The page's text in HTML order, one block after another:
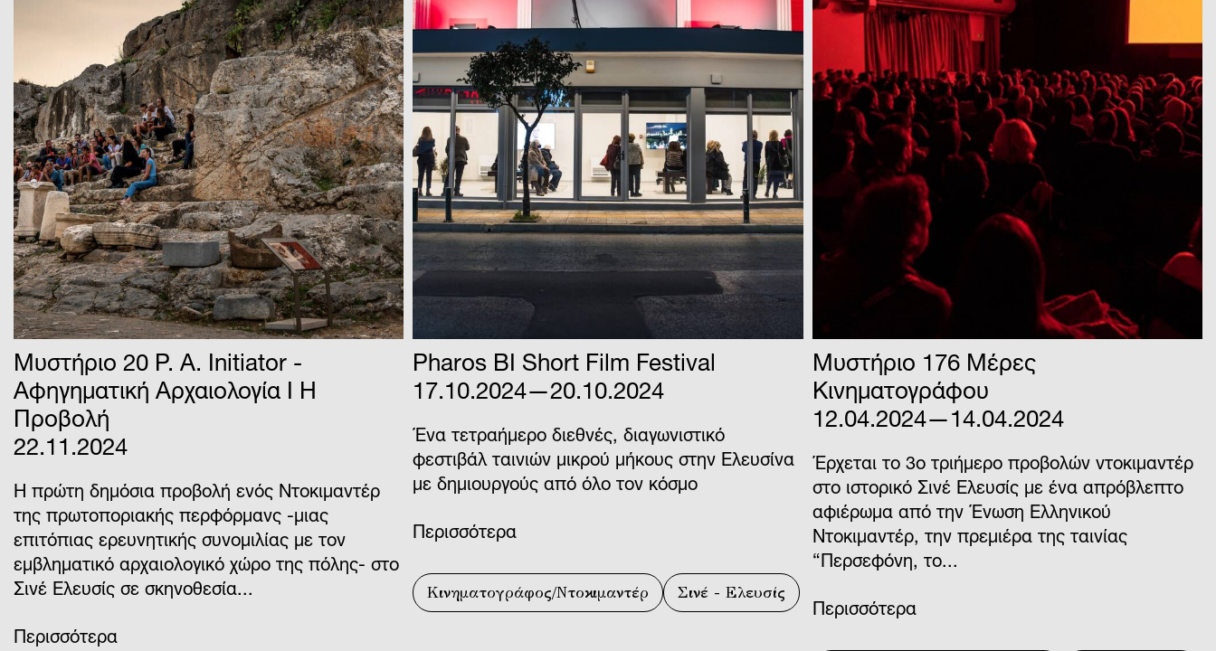
Μυστήριο 20 P. A. Initiator -
Αφηγηματική Αρχαιολογία Ι Η
Προβολή
22.11.2024
Η πρώτη δημόσια προβολή ενός Ντοκιμαντέρ
της πρωτοποριακής περφόρμανς -μιας
επιτόπιας ερευνητικής συνομιλίας με τον
εμβληματικό αρχαιολογικό χώρο της πόλης- στο
Σινέ Ελευσίς σε σκηνοθεσία...
Περισσότερα
Pharos BI Short Film Festival
17.10.2024—20.10.2024
Ένα τετραήμερο διεθνές, διαγωνιστικό
φεστιβάλ ταινιών μικρού μήκους στην Ελευσίνα
με δημιουργούς από όλο τον κόσμο
Περισσότερα
Κινηματογράφος/Ντοκιμαντέρ Σινέ - Ελευσίς
Μυστήριο 176 Μέρες
Κινηματογράφου
12.04.2024—14.04.2024
Έρχεται το 3ο τριήμερο προβολών ντοκιμαντέρ
στο ιστορικό Σινέ Ελευσίς με ένα απρόβλεπτο
αφιέρωμα από την Ένωση Ελληνικού
Ντοκιμαντέρ, την πρεμιέρα της ταινίας
“Περσεφόνη, το...
Περισσότερα